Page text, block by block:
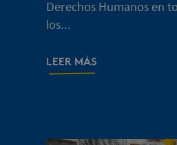
Derechos Humanos en
los...
LEER MÁS